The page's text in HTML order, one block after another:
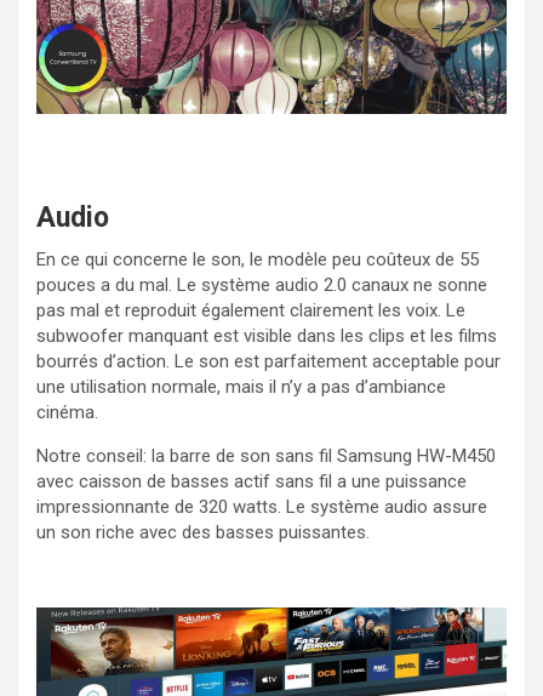
Audio
En ce qui concerne le son, le modèle peu coûteux de 55
pouces a du mal. Le système audio 2.0 canaux ne sonne
pas mal et reproduit également clairement les voix. Le
subwoofer manquant est visible dans les clips et les films
bourrés d’action. Le son est parfaitement acceptable pour
une utilisation normale, mais il n’y a pas d’ambiance
cinéma.
Notre conseil: la barre de son sans fil Samsung HW-M450
avec caisson de basses actif sans fil a une puissance
impressionnante de 320 watts. Le système audio assure
un son riche avec des basses puissantes.